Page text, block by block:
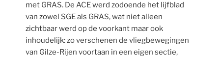
met GRAS. De ACE werd zodoende het lijfblad
van zowel SGE als GRAS, wat niet alleen
zichtbaar werd op de voorkant maar ook
inhoudelijk: zo verschenen de vliegbewegingen
van Gilze-Rijen voortaan in een eigen sectie,